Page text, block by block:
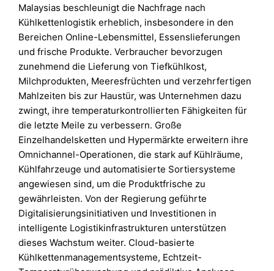
Malaysias beschleunigt die Nachfrage nach
Kühlkettenlogistik erheblich, insbesondere in den
Bereichen Online-Lebensmittel, Essenslieferungen
und frische Produkte. Verbraucher bevorzugen
zunehmend die Lieferung von Tiefkühlkost,
Milchprodukten, Meeresfrüchten und verzehrfertigen
Mahlzeiten bis zur Haustür, was Unternehmen dazu
zwingt, ihre temperaturkontrollierten Fähigkeiten für
die letzte Meile zu verbessern. Große
Einzelhandelsketten und Hypermärkte erweitern ihre
Omnichannel-Operationen, die stark auf Kühlräume,
Kühlfahrzeuge und automatisierte Sortiersysteme
angewiesen sind, um die Produktfrische zu
gewährleisten. Von der Regierung geführte
Digitalisierungsinitiativen und Investitionen in
intelligente Logistikinfrastrukturen unterstützen
dieses Wachstum weiter. Cloud-basierte
Kühlkettenmanagementsysteme, Echtzeit-